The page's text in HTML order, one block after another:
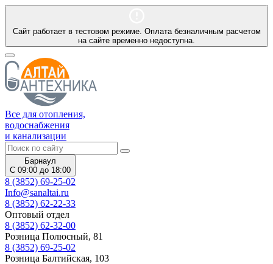
Сайт работает в тестовом режиме. Оплата безналичным расчетом
на сайте временно недоступна.
Все для отопления,
водоснабжения
и канализации
Барнаул
С 09:00 до 18:00
8 (3852) 69-25-02
Info@sanaltai.ru
8 (3852) 62-22-33
Оптовый отдел
8 (3852) 62-32-00
Розница Полюсный, 81
8 (3852) 69-25-02
Розница Балтийская, 103